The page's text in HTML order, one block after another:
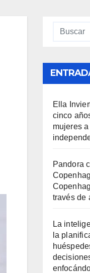
Ella
cinco
mujeres
Pandora
través de
La
la